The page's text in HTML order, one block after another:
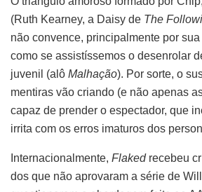
(Ruth Kearney, a Daisy de The
não convence, principalmente por
como se assistíssemos o desenrolar
juvenil (alô Malhação). Por sorte, o
mentiras vão criando (e não apenas
capaz de prender o espectador, que
irrita com os erros imaturos dos
Internacionalmente, Flakedrecebeu
dos que não aprovaram a série de